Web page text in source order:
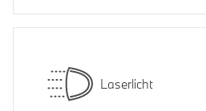
Laserlicht